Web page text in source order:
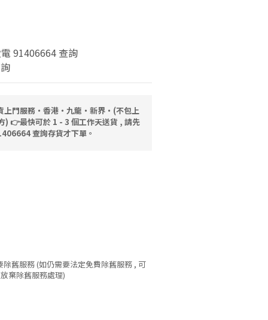
91406664 查詢
上門服務‧香港‧九龍‧新界‧(不包上
) 👉最快可於 1 - 3 個工作天送貨 , 請先
查詢存貨才下單。
除舊服務 (如仍需要法定免費除舊服務 , 可
棄除舊服務處理)